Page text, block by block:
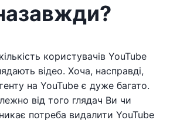
користувачів YouTube
відео. Хоча, насправді,
на YouTube є дуже багато.
від того глядач Ви чи
потреба видалити YouTube